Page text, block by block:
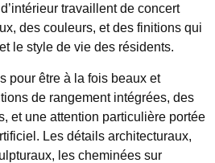
travaillent de concert
des couleurs, et des finitions qui
le style de vie des résidents.
pour être à la fois beaux et
de rangement intégrées, des
et une attention particulière portée
Les détails architecturaux,
les cheminées sur